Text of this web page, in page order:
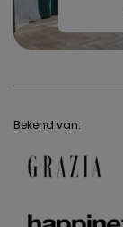
Bekend van: